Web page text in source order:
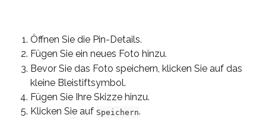
Öffnen Sie die Pin-Details.
Fügen Sie ein neues Foto hinzu.
Bevor Sie das Foto speichern, klicken Sie auf das
kleine Bleistiftsymbol.
Fügen Sie Ihre Skizze hinzu.
Klicken Sie auf Speichern.